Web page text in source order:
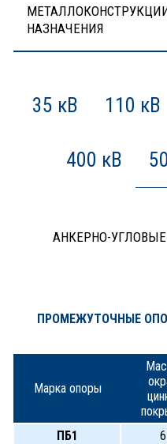
НАЗНАЧЕНИЯ
35 кВ 110 кВ
400 кВ
АНКЕРНО-УГЛОВЫЕ
ПРОМЕЖУТОЧНЫЕ
Марка опоры
ПБ1